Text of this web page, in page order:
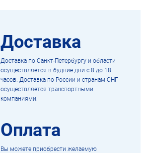
Доставка
Доставка по Санкт-Петербургу и области
осуществляется в будние дни с 8 до 18
часов. Доставка по России и странам СНГ
осуществляется транспортными
компаниями.
Оплата
Вы можете приобрести желаемую